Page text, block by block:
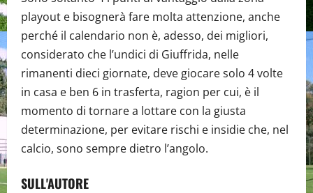
playout e bisognerà fare molta attenzione, anche
perché il calendario non è, adesso, dei migliori,
considerato che l’undici di Giuffrida, nelle
rimanenti dieci giornate, deve giocare solo 4 volte
in casa e ben 6 in trasferta, ragion per cui, è il
momento di tornare a lottare con la giusta
determinazione, per evitare rischi e insidie che, nel
calcio, sono sempre dietro l’angolo.
SULL'AUTORE